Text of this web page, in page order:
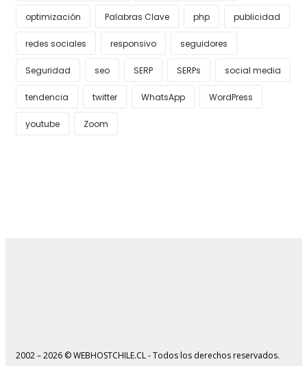
optimización Palabras Clave php publicidad
redes sociales responsivo seguidores
Seguridad seo SERP SERPs social media
tendencia twitter WhatsApp WordPress
youtube Zoom
2002 – 2026 © WEBHOSTCHILE.CL - Todos los derechos reservados.